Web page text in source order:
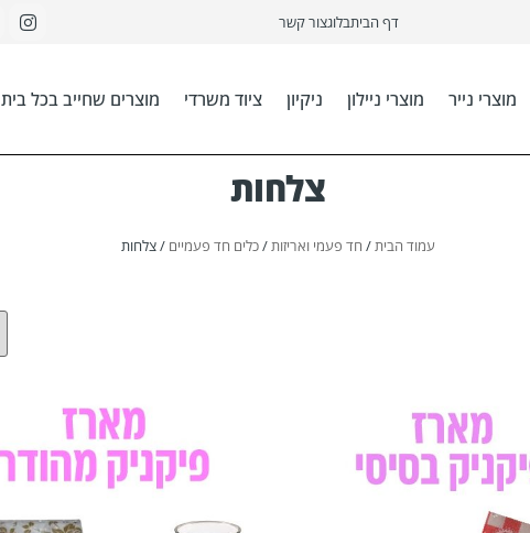
דף הביתבלוגצור קשר
מוצרי נייר מוצרי ניילון ניקיון ציוד משרדי מוצרים שחייב בכל בית
צלחות
עמוד הבית/ חד פעמי ואריזות/כלים חד פעמיים / צלחות